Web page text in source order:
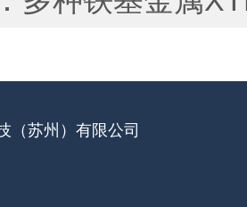
（苏州）有限公司